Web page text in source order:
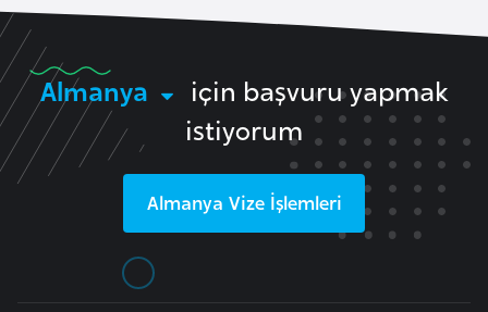
Almanya
için başvuru yapmak
istiyorum
Almanya Vize İşlemleri
E
m
e
n
i